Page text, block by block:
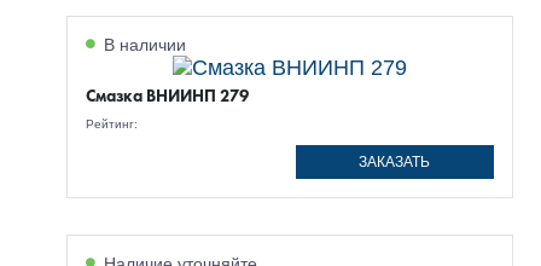
В наличии
Смазка ВНИИНП 279
Рейтинг:
ЗАКАЗАТЬ